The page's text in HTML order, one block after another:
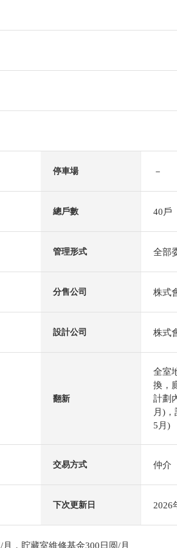
停車場 －
總戶數 40戶
管理形式 全部
分售公司 株式
設計公司 株式
翻新
全室
換，
計劃
月)
5月)
交易方式 仲介
下次更新日 2026
，貯藏室維修基金300日圆/月